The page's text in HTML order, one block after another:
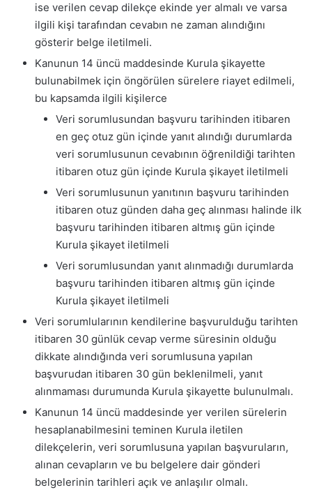
ise verilen cevap dilekçe ekinde yer almalı ve varsa
ilgili kişi tarafından cevabın ne zaman alındığını
gösterir belge iletilmeli.
Kanunun 14 üncü maddesinde Kurula şikayette
bulunabilmek için öngörülen sürelere riayet edilmeli,
bu kapsamda ilgili kişilerce
Veri sorumlusundan başvuru tarihinden itibaren
en geç otuz gün içinde yanıt alındığı durumlarda
veri sorumlusunun cevabının öğrenildiği tarihten
itibaren otuz gün içinde Kurula şikayet iletilmeli
Veri sorumlusunun yanıtının başvuru tarihinden
itibaren otuz günden daha geç alınması halinde ilk
başvuru tarihinden itibaren altmış gün içinde
Kurula şikayet iletilmeli
Veri sorumlusundan yanıt alınmadığı durumlarda
başvuru tarihinden itibaren altmış gün içinde
Kurula şikayet iletilmeli
Veri sorumlularının kendilerine başvurulduğu tarihten
itibaren 30 günlük cevap verme süresinin olduğu
dikkate alındığında veri sorumlusuna yapılan
başvurudan itibaren 30 gün beklenilmeli, yanıt
alınmaması durumunda Kurula şikayette bulunulmalı.
Kanunun 14 üncü maddesinde yer verilen sürelerin
hesaplanabilmesini teminen Kurula iletilen
dilekçelerin, veri sorumlusuna yapılan başvuruların,
alınan cevapların ve bu belgelere dair gönderi
belgelerinin tarihleri açık ve anlaşılır olmalı.